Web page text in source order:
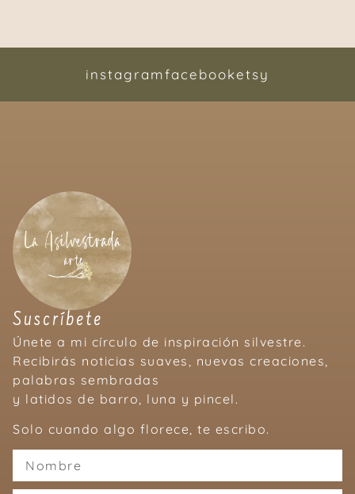
instagramfacebooketsy
Suscríbete
Únete a mi círculo de inspiración silvestre.
Recibirás noticias suaves, nuevas creaciones,
palabras sembradas
y latidos de barro, luna y pincel.
Solo cuando algo florece, te escribo.